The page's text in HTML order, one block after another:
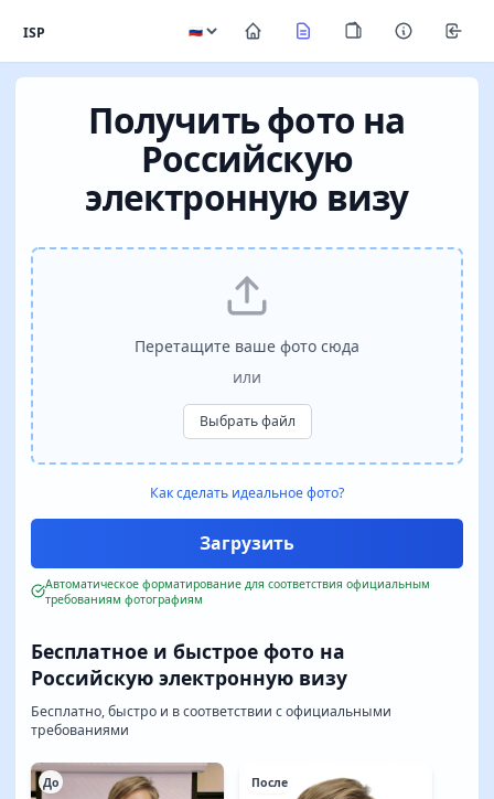
ISP
Получить фото на
Российскую
электронную визу
Бесплатное и быстрое фото на
Российскую электронную визу
Бесплатно, быстро и в соответствии с официальными
требованиями
До После
Перетащите ваше фото сюда
или
Выбрать файл
Как сделать идеальное фото?
Автоматическое форматирование для соответствия официальным
требованиям фотографиям